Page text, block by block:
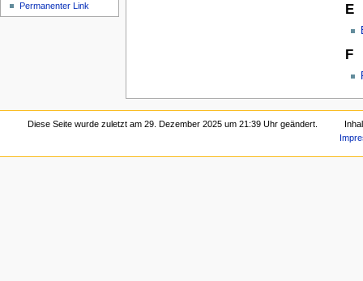
E
F
Permanenter Link
Diese Seite wurde zuletzt am 29. Dezember 2025 um 21:39 Uhr geändert.